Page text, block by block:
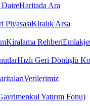
Haritada Ara
PiyasasıKiralık Arsa
Kiralama Rehberi
Hızlı Geri Dönüşlü
Verilerimiz
Yatırım Fonu)